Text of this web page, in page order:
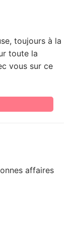
toujours à la
toute la
vous sur ce
affaires